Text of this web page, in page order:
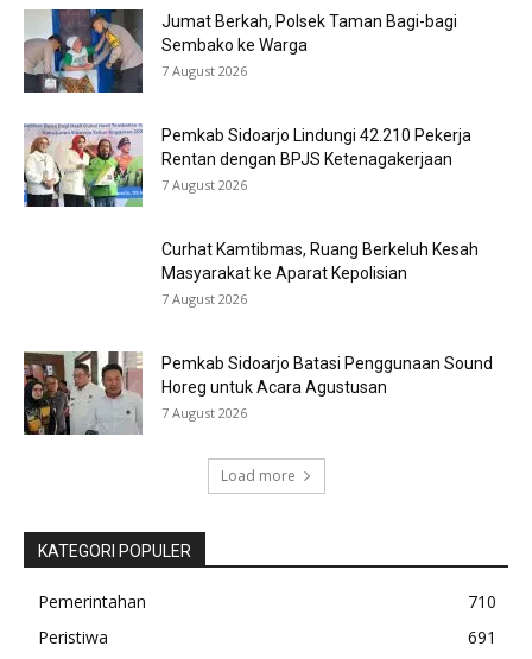
Jumat Berkah, Polsek Taman Bagi-bagi
Sembako ke Warga
7 August 2026
Pemkab Sidoarjo Lindungi 42.210 Pekerja
Rentan dengan BPJS Ketenagakerjaan
7 August 2026
Curhat Kamtibmas, Ruang Berkeluh Kesah
Masyarakat ke Aparat Kepolisian
7 August 2026
Pemkab Sidoarjo Batasi Penggunaan Sound
Horeg untuk Acara Agustusan
7 August 2026
Load more
KATEGORI POPULER
Pemerintahan
710
Peristiwa
691